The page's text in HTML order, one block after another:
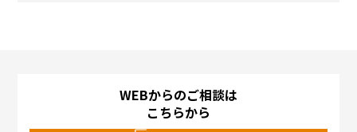
WEBからのご相談は
こちらから